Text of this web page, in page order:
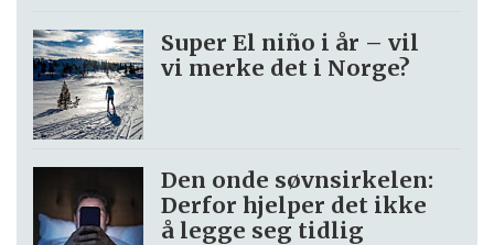
Super El niño i år – vil
vi merke det i Norge?
Den onde søvnsirkelen:
Derfor hjelper det ikke
å legge seg tidlig